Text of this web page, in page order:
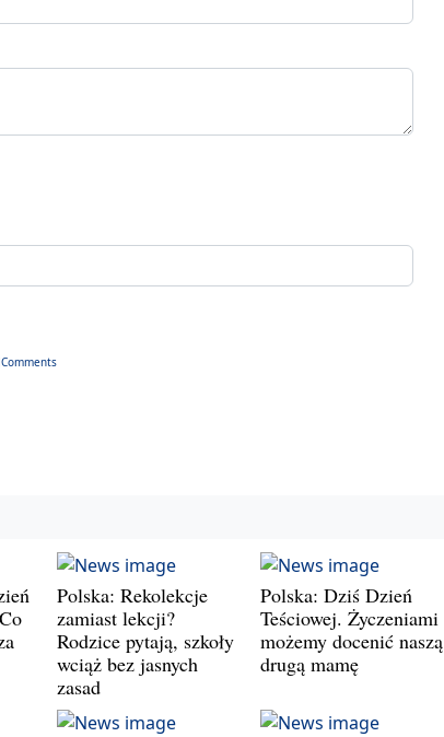
JComments
Polska: Rekolekcje
zamiast lekcji?
Rodzice pytają, szkoły
wciąż bez jasnych
zasad
Polska: Dziś Dzień
Teściowej. Życzeniami
możemy docenić naszą
drugą mamę